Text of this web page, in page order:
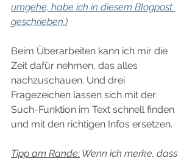
umgehe, habe ich in diesem Blogpost
geschrieben.)
Beim Überarbeiten kann ich mir die
Zeit dafür nehmen, das alles
nachzuschauen. Und drei
Fragezeichen lassen sich mit der
Such-Funktion im Text schnell finden
und mit den richtigen Infos ersetzen.
Tipp am Rande: Wenn ich merke, dass